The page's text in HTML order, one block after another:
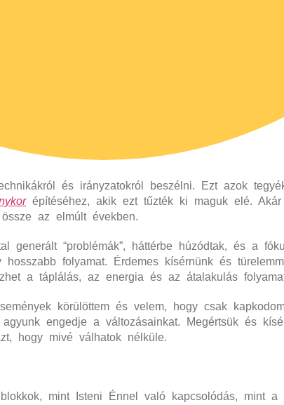
és irányzatokról beszélni. Ezt azok
építéséhez, akik ezt tűzték ki maguk elé.
az elmúlt években.
“problémák”, háttérbe húzódtak, és a
folyamat. Érdemes kísérnünk és
a táplálás, az energia és az átalakulás
körülöttem és velem, hogy csak
engedje a változásainkat. Megértsük és
hogy mivé válhatok nélküle.
mint Isteni Énnel való kapcsolódás, mint